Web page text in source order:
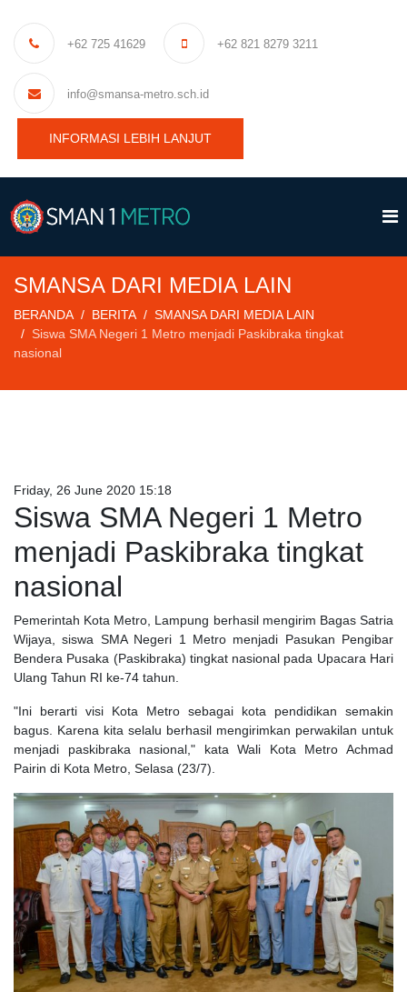
+62 725 41629 +62 821 8279 3211
info@smansa-metro.sch.id
INFORMASI LEBIH LANJUT
SMANSA DARI MEDIA LAIN
BERANDA BERITA
SMANSA DARI MEDIA LAIN
Siswa SMA Negeri 1 Metro menjadi Paskibraka tingkat
nasional
Friday, 26 June 2020 15:18
Siswa SMA Negeri 1 Metro
menjadi Paskibraka tingkat
nasional
Pemerintah Kota Metro, Lampung berhasil mengirim Bagas Satria
Wijaya, siswa SMA Negeri 1 Metro menjadi Pasukan Pengibar
Bendera Pusaka (Paskibraka) tingkat nasional pada Upacara Hari
Ulang Tahun RI ke-74 tahun.
"Ini berarti visi Kota Metro sebagai kota pendidikan semakin
bagus. Karena kita selalu berhasil mengirimkan perwakilan untuk
menjadi paskibraka nasional," kata Wali Kota Metro Achmad
Pairin di Kota Metro, Selasa (23/7).